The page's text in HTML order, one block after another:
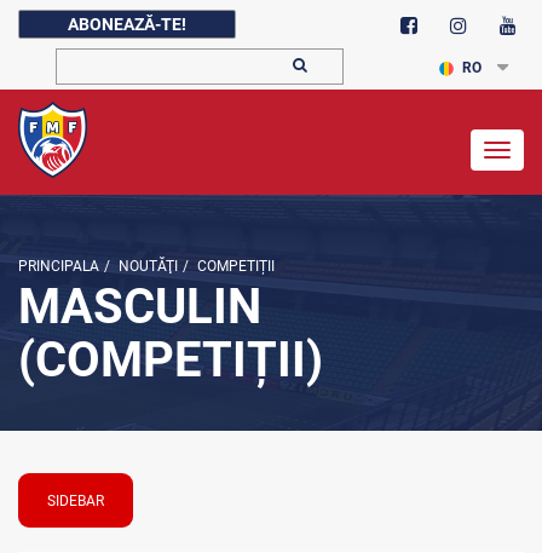
ABONEAZĂ-TE!
RO
PRINCIPALA / NOUTĂŢI / COMPETIȚII
MASCULIN
(COMPETIȚII)
SIDEBAR